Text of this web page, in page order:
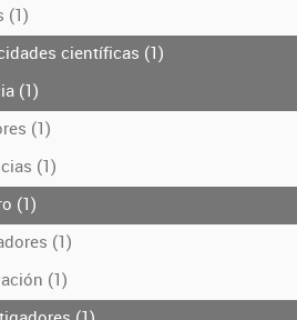
(1)
científicas (1)
(1)
(1)
(1)
(1)
(1)
(1)